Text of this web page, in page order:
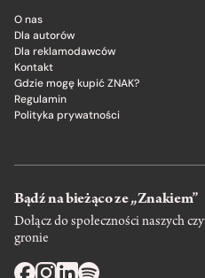
O nas
Dla autorów
Dla reklamodawców
Kontakt
Gdzie mogę kupić ZNAK?
Regulamin
Polityka prywatności
Bądź na bieżąco ze „Znakiem”
Dołącz do społeczności naszych
gronie